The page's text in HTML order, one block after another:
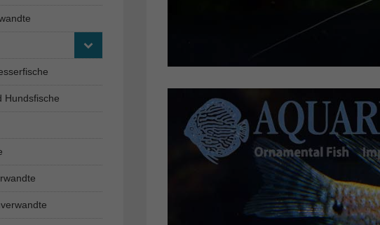
Hundsfische